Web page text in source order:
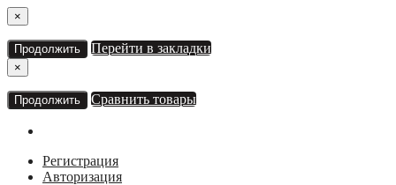
×
Продолжить Перейти в закладки
×
Продолжить Сравнить товары
Регистрация
Авторизация